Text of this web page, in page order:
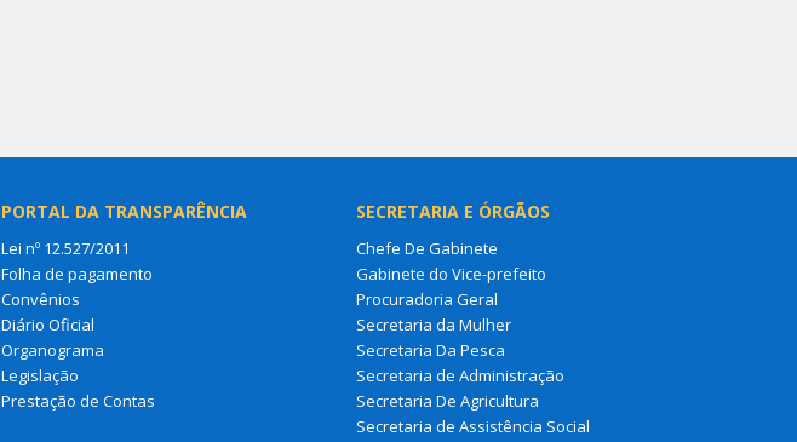
PORTAL DA TRANSPARÊNCIA
Lei nº 12.527/2011
Folha de pagamento
Convênios
Diário Oficial
Organograma
Legislação
Prestação de Contas
SECRETARIA E ÓRGÃOS
Chefe De Gabinete
Gabinete do Vice-prefeito
Procuradoria Geral
Secretaria da Mulher
Secretaria Da Pesca
Secretaria de Administração
Secretaria De Agricultura
Secretaria de Assistência Social